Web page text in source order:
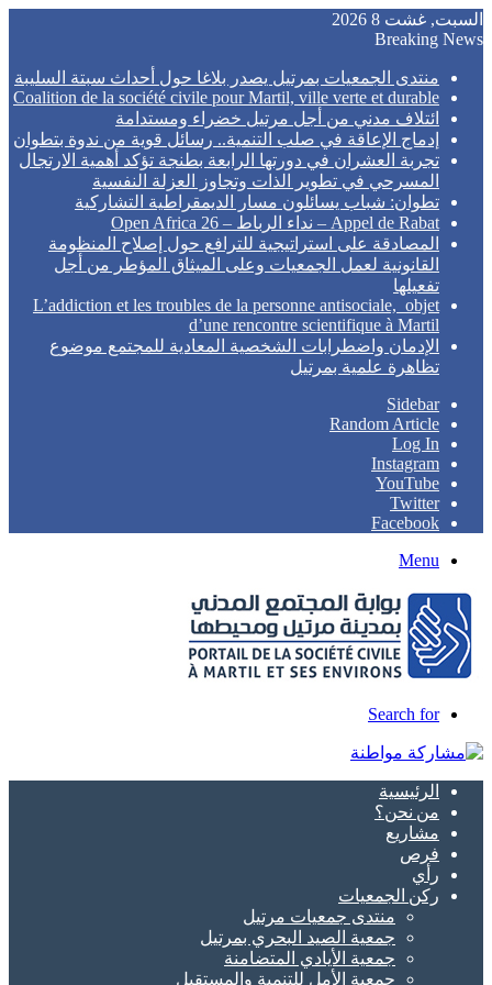
السبت, غشت 8 2026
Breaking News
منتدى الجمعيات بمرتيل يصدر بلاغا حول أحداث سبتة السليبة
Coalition de la société civile pour Martil, ville verte et durable
ائتلاف مدني من أجل مرتيل خضراء ومستدامة
إدماج الإعاقة في صلب التنمية.. رسائل قوية من ندوة بتطوان
تجربة العشران في دورتها الرابعة بطنجة تؤكد أهمية الارتجال
المسرحي في تطوير الذات وتجاوز العزلة النفسية
تطوان: شباب يسائلون مسار الديمقراطية التشاركية
Appel de Rabat – نداء الرباط – Open Africa 26
المصادقة على استراتيجية للترافع حول إصلاح المنظومة
القانونية لعمل الجمعيات وعلى الميثاق المؤطر من أجل
تفعيلها
L’addiction et les troubles de la personne antisociale, objet
d’une rencontre scientifique à Martil
الإدمان واضطرابات الشخصية المعادية للمجتمع موضوع
تظاهرة علمية بمرتيل
Sidebar
Random Article
Log In
Instagram
YouTube
Twitter
Facebook
Menu
Search for
الرئيسية
من نحن؟
مشاريع
فرص
رأي
ركن الجمعيات
منتدى جمعيات مرتيل
جمعية الصيد البحري بمرتيل
جمعية الأيادي المتضامنة
جمعية الأمل للتنمية والمستقبل